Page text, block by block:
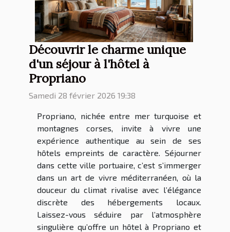
Découvrir le charme unique
d'un séjour à l'hôtel à
Propriano
Samedi 28 février 2026 19:38
Propriano, nichée entre mer turquoise et
montagnes corses, invite à vivre une
expérience authentique au sein de ses
hôtels empreints de caractère. Séjourner
dans cette ville portuaire, c’est s’immerger
dans un art de vivre méditerranéen, où la
douceur du climat rivalise avec l’élégance
discrète des hébergements locaux.
Laissez-vous séduire par l’atmosphère
singulière qu’offre un hôtel à Propriano et